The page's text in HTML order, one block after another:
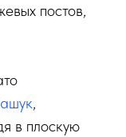
постов,
,
в плоскую